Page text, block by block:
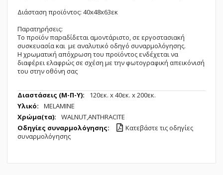
Διάσταση προϊόντος: 40x48x63εκ
Παρατηρήσεις:
Το προϊόν παραδίδεται αμοντάριστο, σε εργοστασιακή
συσκευασία και με αναλυτικό οδηγό συναρμολόγησης.
Η χρωματική απόχρωση του προϊόντος ενδέχεται να
διαφέρει ελαφρώς σε σχέση με την φωτογραφική απεικόνισή
του στην οθόνη σας
Περισσότερες
Πληροφορίες
120εк. x 40εк. x 200εк.
MELAMINE
WALNUT,ANTHRACITE
Κατεβάστε τις οδηγίες
συναρμολόγησης